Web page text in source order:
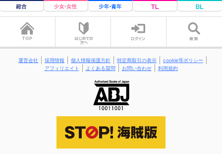
運営会社 採用情報 個人情報保護方針 特定商取引の表示
cookie等ポリシー
アフィリエイト
よくある質問 お問い合わせ 利用規約